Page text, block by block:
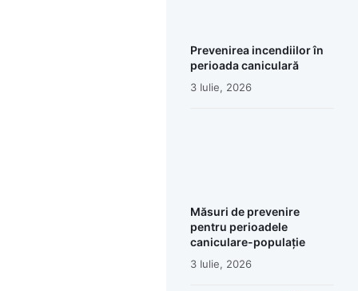
Prevenirea incendiilor în
perioada caniculară
3 Iulie, 2026
Măsuri de prevenire
pentru perioadele
caniculare-populație
3 Iulie, 2026